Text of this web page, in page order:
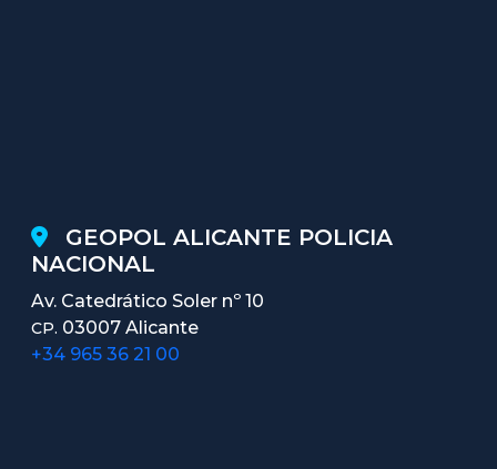
GEOPOL ALICANTE POLICIA
NACIONAL
Av. Catedrático Soler nº 10
CP. 03007 Alicante
+34 965 36 21 00